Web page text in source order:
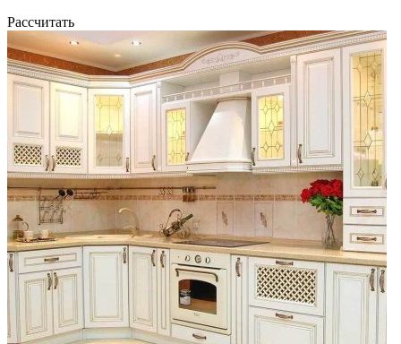
Рассчитать